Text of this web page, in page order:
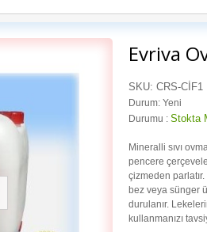
Evriva
SKU: CRS-CİF1
Durum: Yeni
Durumu : Stokta
Mineralli sıvı
pencere
çizmeden
bez veya sünger
durulanır.
kullanmanızı